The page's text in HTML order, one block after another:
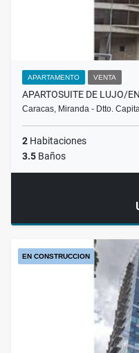
APARTAMENTO VENTA
APARTOSUITE DE LUJO/
Caracas, Miranda - Dtto.
2 Habitaciones
3.5 Baños
EN CONSTRUCCION